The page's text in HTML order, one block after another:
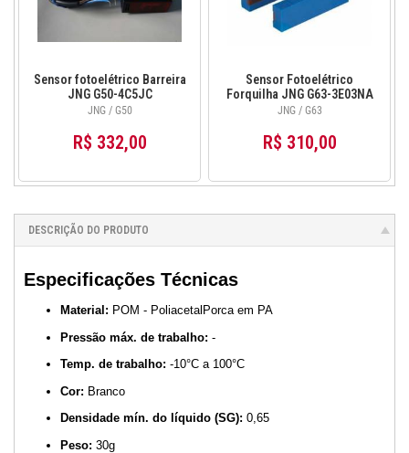
Sensor fotoelétrico Barreira
JNG G50-4C5JC
JNG / G50
R$ 332,00
Sensor Fotoelétrico
Forquilha JNG G63-3E03NA
JNG / G63
R$ 310,00
DESCRIÇÃO DO PRODUTO
Especificações Técnicas
Material: POM - PoliacetalPorca em PA
Pressão máx. de trabalho: -
Temp. de trabalho: -10°C a 100°C
Cor: Branco
Densidade mín. do líquido (SG): 0,65
Peso: 30g